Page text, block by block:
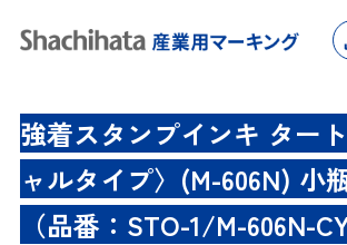
強着スタンプインキ ター
ャルタイプ〉(M-606N) 小
（品番：STO-1/M-606N-CY